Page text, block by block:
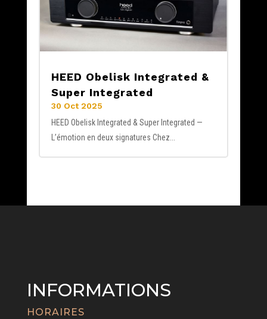
HEED Obelisk Integrated &
Super Integrated
30 Oct 2025
HEED Obelisk Integrated & Super Integrated —
L’émotion en deux signatures Chez...
INFORMATIONS
HORAIRES